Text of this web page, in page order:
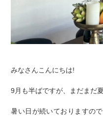
みなさんこんにちは!
9月も半ばですが、まだまだ
暑い日が続いておりますの